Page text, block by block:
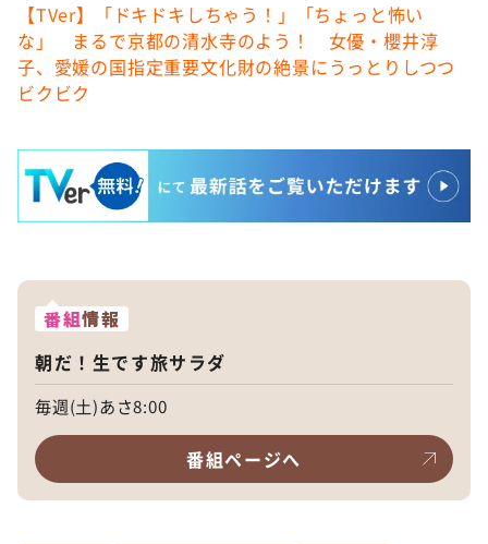
【TVer】「ドキドキしちゃう！」「ちょっと怖い
な」 まるで京都の清水寺のよう！ 女優・櫻井淳
子、愛媛の国指定重要文化財の絶景にうっとりしつつ
ビクビク
番組情報
朝だ！生です旅サラダ
毎週(土)あさ8:00
番組ページへ